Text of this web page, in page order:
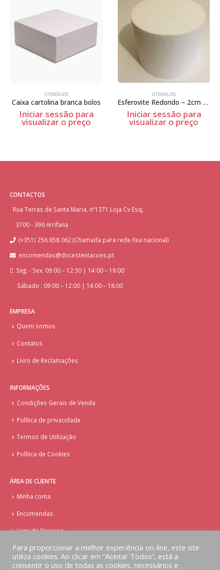
branca bolos
sessão para
o preço
Esferovite Redondo – 2cm Espessura
Iniciar sessão para
visualizar o preço
CONTACTOS
Rua Terras de Santa Maria, nº1371 Loja Cv Esq,
3700 - 396 Arrifana
(+351) 256 858 062 (Chamada para rede fixa nacional)
encomendas@docestentacoes.pt
Seg. - Sex. 09:00 – 12:30 | 14:00 – 19:00
Sábado : 09:00 – 12:00 | 14:00 – 18:00
EMPRESA
Quem somos
Contatos
Livro de Reclamações
INFORMAÇÕES
Condições Gerais de Venda
Política de privacidade
Termos de Utilização
Política de Cookies
ÁREA DE CLIENTE
Minha conta
Encomendas
Lista de Desejos
Para proporcionar a melhor experiência on-line, este site
utiliza cookies. Ao clicar em “Aceitar Todos”, está a
consentir o uso de todas as cookies, necessários e